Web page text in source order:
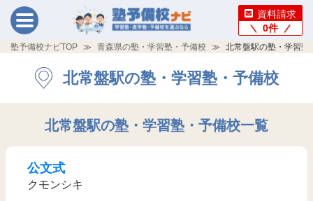
資料請求
0件
塾予備校ナビTOP 青森県の塾・学習塾・予備校 北常盤駅の塾・学習塾
北常盤駅の塾・学習塾・予備校
北常盤駅の塾・学習塾・予備校一覧
公文式
クモンシキ